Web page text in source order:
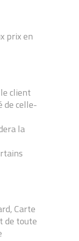
prix en
client
de celle-
la
Carte
de toute